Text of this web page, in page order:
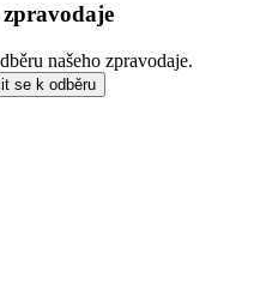
zpravodaje
našeho zpravodaje.
se k odběru